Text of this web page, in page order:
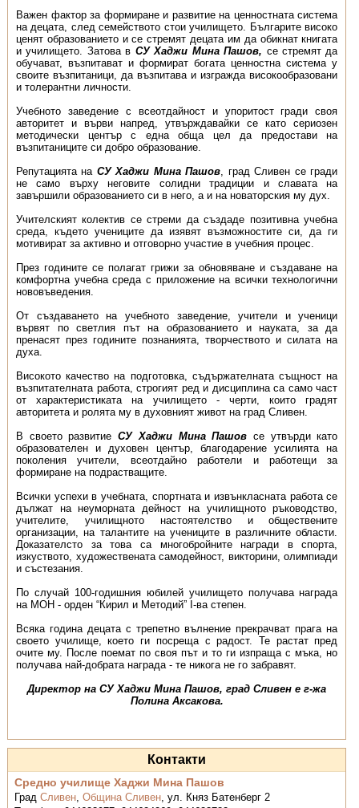
Важен фактор за формиране и развитие на ценностната система
на децата, след семейството стои училището. Българите високо
ценят образованието и се стремят децата им да обикнат книгата
и училището. Затова в СУ Хаджи Мина Пашов, се стремят да
обучават, възпитават и формират богата ценностна система у
своите възпитаници, да възпитава и изгражда високообразовани
и толерантни личности.
Учебното заведение с всеотдайност и упоритост гради своя
авторитет и върви напред, утвърждавайки се като сериозен
методически център с една обща цел да предостави на
възпитаниците си добро образование.
Репутацията на СУ Хаджи Мина Пашов, град Сливен се гради
не само върху неговите солидни традиции и славата на
завършили образованието си в него, а и на новаторския му дух.
Учителският колектив се стреми да създаде позитивна учебна
среда, където учениците да изявят възможностите си, да ги
мотивират за активно и отговорно участие в учебния процес.
През годините се полагат грижи за обновяване и създаване на
комфортна учебна среда с приложение на всички технологични
нововъведения.
От създаването на учебното заведение, учители и ученици
вървят по светлия път на образованието и науката, за да
пренасят през годините познанията, творчеството и силата на
духа.
Високото качество на подготовка, съдържа­телната същност на
възпитателната работа, строгият ред и дисциплина са само част
от характери­стиката на училището - черти, които градят
авторитета и ролята му в духовният живот на град Сливен.
В своето развитиеСУ Хаджи Мина Пашов се утвърди като
образователен и духовен център, благода­рение усилията на
поколения учители, всеотдайно работели и работещи за
формиране на подрастващите.
Всички успехи в учебната, спортната и извънкласната работа се
дължат на неуморната дейност на училищното ръководство,
учителите, училищното настоятелство и обществените
организации, на талантите на учениците в различните области.
Доказателсто за това са многобройните награди в спорта,
изкуството, художествената самодейност, викторини, олимпиади
и състезания.
По случай 100-годишния юбилей училището получава награда
на МОН - орден “Кирил и Методий” I-ва степен.
Всяка година децата с трепетно вълнение прекрачват прага на
своето училище, което ги посреща с радост. Те растат пред
очите му. После поемат по своя път и то ги изпраща с мъка, но
получава най-добрата награда - те никога не го забравят.
Директор на СУ Хаджи Мина Пашов, град Сливен е г-жа
Полина Аксакова.
Контакти
Средно училище Хаджи Мина Пашов
ГрадСливен,Община Сливен,ул. Княз Батенберг 2